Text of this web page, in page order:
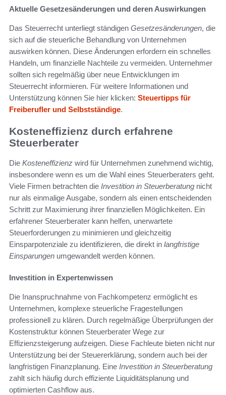
Aktuelle Gesetzesänderungen und deren Auswirkungen
Das Steuerrecht unterliegt ständigen Gesetzesänderungen, die
sich auf die steuerliche Behandlung von Unternehmen
auswirken können. Diese Änderungen erfordern ein schnelles
Handeln, um finanzielle Nachteile zu vermeiden. Unternehmer
sollten sich regelmäßig über neue Entwicklungen im
Steuerrecht informieren. Für weitere Informationen und
Unterstützung können Sie hier klicken: Steuertipps für
Freiberufler und Selbstständige.
Kosteneffizienz durch erfahrene
Steuerberater
Die Kosteneffizienz wird für Unternehmen zunehmend wichtig,
insbesondere wenn es um die Wahl eines Steuerberaters geht.
Viele Firmen betrachten die Investition in Steuerberatung nicht
nur als einmalige Ausgabe, sondern als einen entscheidenden
Schritt zur Maximierung ihrer finanziellen Möglichkeiten. Ein
erfahrener Steuerberater kann helfen, unerwartete
Steuerforderungen zu minimieren und gleichzeitig
Einsparpotenziale zu identifizieren, die direkt in langfristige
Einsparungen umgewandelt werden können.
Investition in Expertenwissen
Die Inanspruchnahme von Fachkompetenz ermöglicht es
Unternehmen, komplexe steuerliche Fragestellungen
professionell zu klären. Durch regelmäßige Überprüfungen der
Kostenstruktur können Steuerberater Wege zur
Effizienzsteigerung aufzeigen. Diese Fachleute bieten nicht nur
Unterstützung bei der Steuererklärung, sondern auch bei der
langfristigen Finanzplanung. Eine Investition in Steuerberatung
zahlt sich häufig durch effiziente Liquiditätsplanung und
optimierten Cashflow aus.